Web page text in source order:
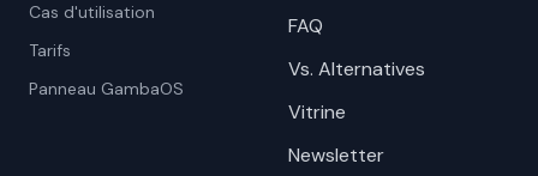
Cas d'utilisation
Tarifs
Panneau GambaOS
FAQ
Vs. Alternatives
Vitrine
Newsletter